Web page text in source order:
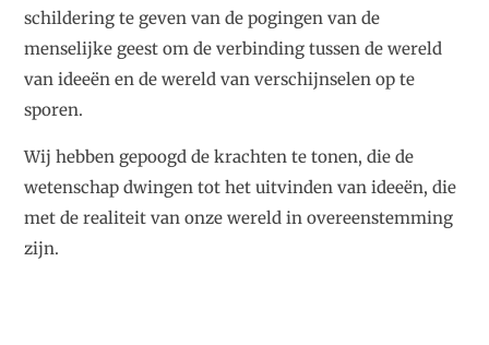
schildering te geven van de pogingen van de
menselijke geest om de verbinding tussen de wereld
van ideeën en de wereld van verschijnselen op te
sporen.
Wij hebben gepoogd de krachten te tonen, die de
wetenschap dwingen tot het uitvinden van ideeën, die
met de realiteit van onze wereld in overeenstemming
zijn.